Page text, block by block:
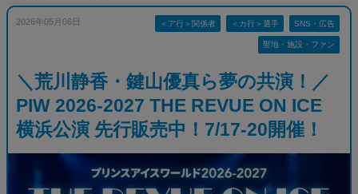
2026年05月06日 ＜ア行＞関係者 ＜カ行＞選手 SNS・広告
聖地・施設・ファン
＼荒川静香・鍵山優真ら夢の共演！／
PIW 2026-2027 THE REVUE ON ICE
横浜公演 先行販売中！7/17-20開催！